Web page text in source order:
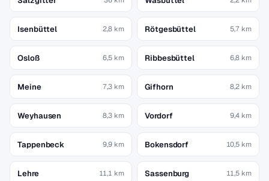
Isenbüttel 2,8 km Rötgesbüttel 5,7 km
Osloß 6,5 km Ribbesbüttel 6,8 km
Meine 7,3 km Gifhorn 8,2 km
Weyhausen 8,3 km Vordorf 9,4 km
Tappenbeck 9,9 km Bokensdorf 10,5 km
Lehre 11,1 km Sassenburg 11,5 km